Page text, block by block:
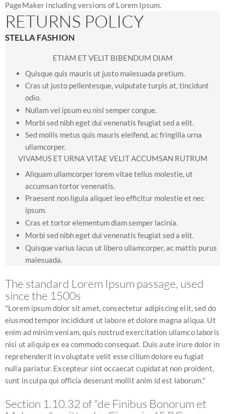
PageMaker including versions of Lorem Ipsum.
RETURNS POLICY
STELLA FASHION
ETIAM ET VELIT BIBENDUM DIAM
Quisque quis mauris ut justo malesuada pretium.
Cras ut justo pellentesque, vulputate turpis at, tincidunt
odio.
Nullam vel ipsum eu nisl semper congue.
Morbi sed nibh eget dui venenatis feugiat sed a elit.
Sed mollis metus quis mauris eleifend, ac fringilla urna
ullamcorper.
VIVAMUS ET URNA VITAE VELIT ACCUMSAN RUTRUM
Aliquam ullamcorper lorem vitae tellus molestie, ut
accumsan tortor venenatis.
Praesent non ligula aliquet leo efficitur molestie et nec
ipsum.
Cras et tortor elementum diam semper lacinia.
Morbi sed nibh eget dui venenatis feugiat sed a elit.
Quisque varius lacus ut libero ullamcorper, ac mattis purus
malesuada.
The standard Lorem Ipsum passage, used
since the 1500s
"Lorem ipsum dolor sit amet, consectetur adipiscing elit, sed do
eiusmod tempor incididunt ut labore et dolore magna aliqua. Ut
enim ad minim veniam, quis nostrud exercitation ullamco laboris
nisi ut aliquip ex ea commodo consequat. Duis aute irure dolor in
reprehenderit in voluptate velit esse cillum dolore eu fugiat
nulla pariatur. Excepteur sint occaecat cupidatat non proident,
sunt in culpa qui officia deserunt mollit anim id est laborum."
Section 1.10.32 of "de Finibus Bonorum et